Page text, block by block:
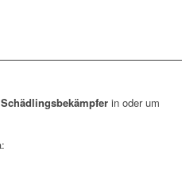
Schädlingsbekämpfer in oder um